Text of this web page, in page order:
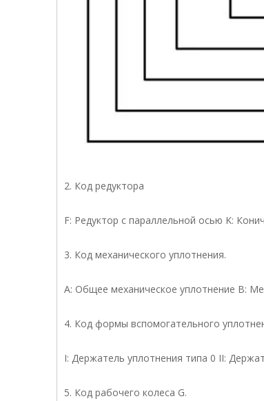
2. Код редуктора
F: Редуктор с параллельной осью K:
3. Код механического уплотнения.
A: Общее механическое уплотнение B:
4. Код формы вспомогательного
I: Держатель уплотнения типа 0 II:
5. Код рабочего колеса G.